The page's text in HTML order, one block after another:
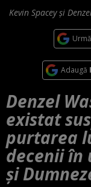
Kevin Spacey și
Adaugă
Denzel
existat
purtarea
decenii în
și